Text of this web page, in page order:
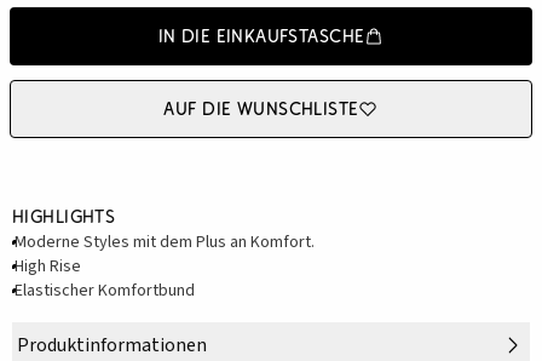
In die Einkaufstasche
Auf die Wunschliste
Highlights
Moderne Styles mit dem Plus an Komfort.
High Rise
Elastischer Komfortbund
Produktinformationen